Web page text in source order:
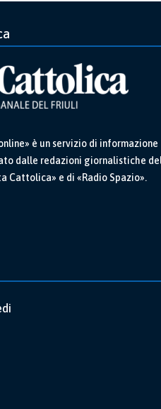
è un servizio di informazione
dalle redazioni giornalistiche
Cattolica» e di «Radio Spazio».